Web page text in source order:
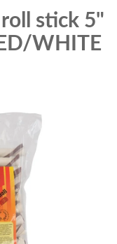
stick 5"
WHITE